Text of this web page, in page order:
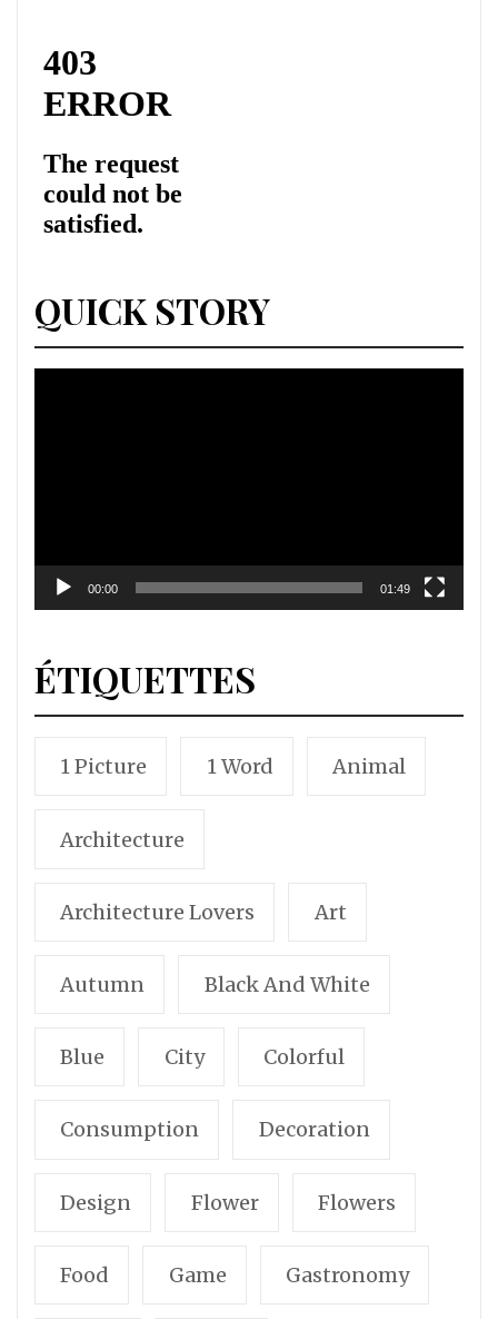
QUICK STORY
00:00 01:49
ÉTIQUETTES
1 Picture 1 Word Animal
Architecture
Architecture Lovers Art
Autumn Black And White
Blue City Colorful
Consumption Decoration
Design Flower Flowers
Food Game Gastronomy